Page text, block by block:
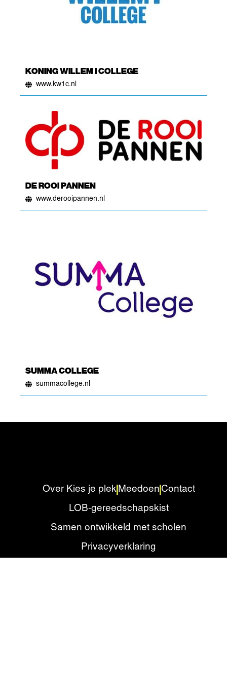
KONING WILLEM I COLLEGE
www.kw1c.nl
DE ROOI PANNEN
www.derooipannen.nl
SUMMA COLLEGE
summacollege.nl
Over Kies je plek Meedoen Contact
LOB-gereedschapskist
Samen ontwikkeld met scholen
Privacyverklaring